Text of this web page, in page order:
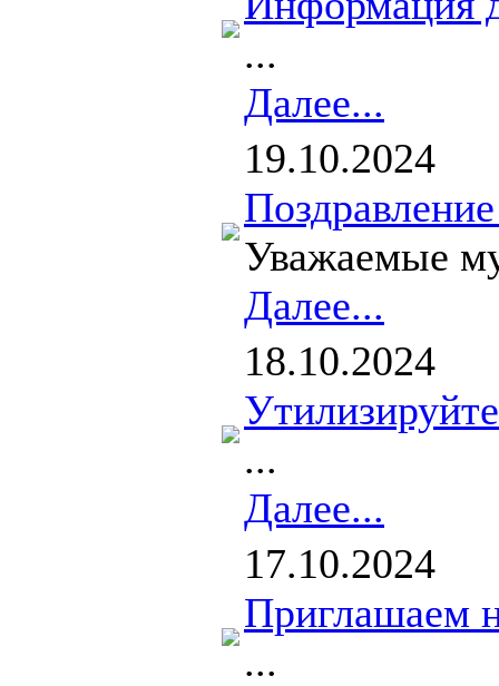
...
Далее...
19.10.2024
Уважаемые
Далее...
18.10.2024
...
Далее...
17.10.2024
Приглашаем
...